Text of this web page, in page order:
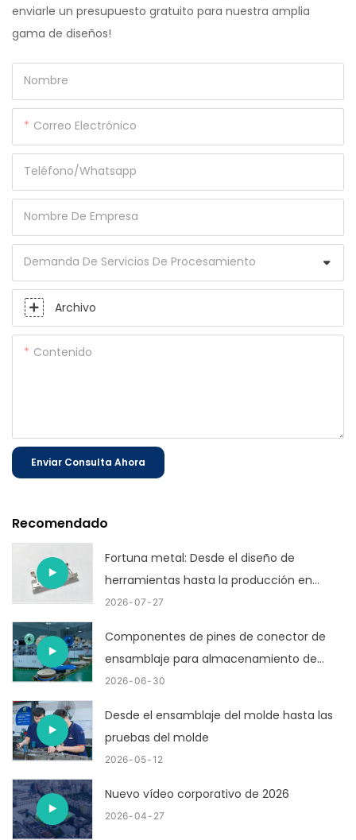
enviarle un presupuesto gratuito para nuestra amplia
gama de diseños!
Nombre
Correo Electrónico
Teléfono/whatsapp
Nombre De Empresa
Demanda De Servicios De Procesamiento
Archivo
Contenido
Enviar Consulta Ahora
Recomendado
Fortuna metal: Desde el diseño de
herramientas hasta la producción en
masa
2026 07 27
Componentes de pines de conector de
ensamblaje para almacenamiento de
energía
2026 06 30
Desde el ensamblaje del molde hasta las
pruebas del molde
2026 05 12
Nuevo vídeo corporativo de 2026
2026 04 27